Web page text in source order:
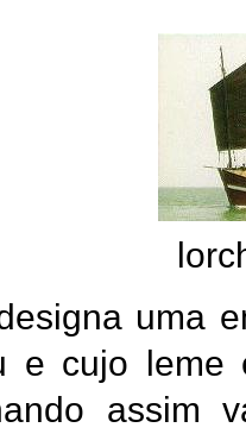
uma
e cujo
assim